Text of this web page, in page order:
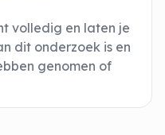
volledig en laten je
dit onderzoek is en
genomen of